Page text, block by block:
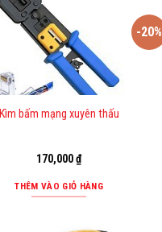
Kìm bấm mạng xuyên thấu
170,000₫
THÊM VÀO GIỎ HÀNG
-20%